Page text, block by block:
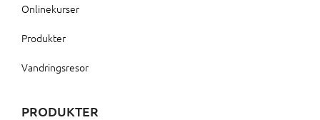
Onlinekurser
Produkter
Vandringsresor
PRODUKTER